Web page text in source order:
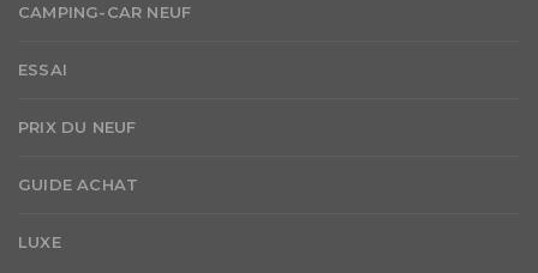
CAMPING-CAR NEUF
ESSAI
PRIX DU NEUF
GUIDE ACHAT
LUXE